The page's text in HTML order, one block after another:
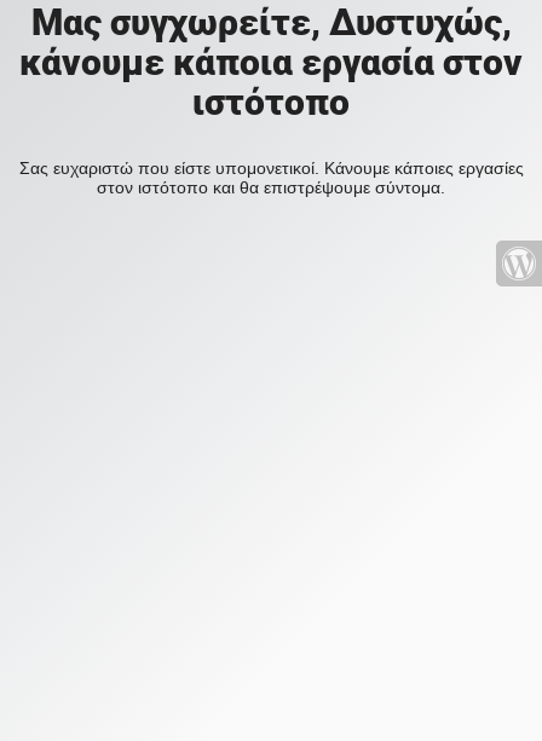
Μας συγχωρείτε, Δυστυχώς,
κάνουμε κάποια εργασία στον
ιστότοπο
Σας ευχαριστώ που είστε υπομονετικοί. Κάνουμε κάποιες εργασίες
στον ιστότοπο και θα επιστρέψουμε σύντομα.